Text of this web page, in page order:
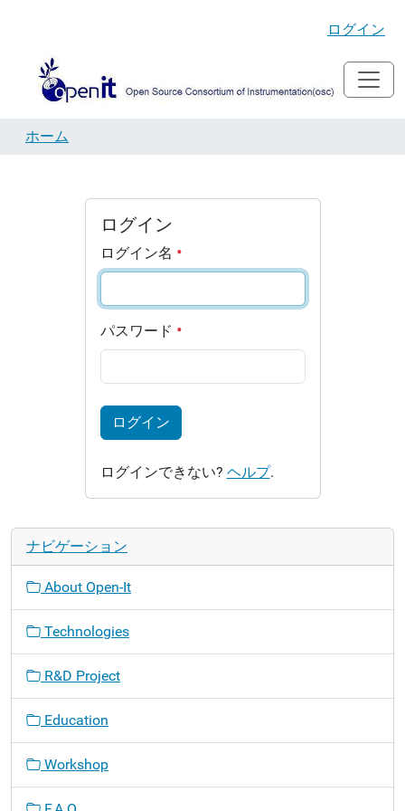
ログイン
ホーム
ログイン
ログイン名
パスワード
ログイン
ログインできない? ヘルプ.
ナビゲーション
About Open-It
Technologies
R&D Project
Education
Workshop